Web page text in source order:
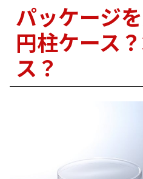
パッケージ
円柱ケース
ス？